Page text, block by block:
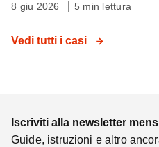
8 giu 2026 5 min lettura
Vedi tutti i casi
Iscriviti alla newsletter
Guide, istruzioni e altro